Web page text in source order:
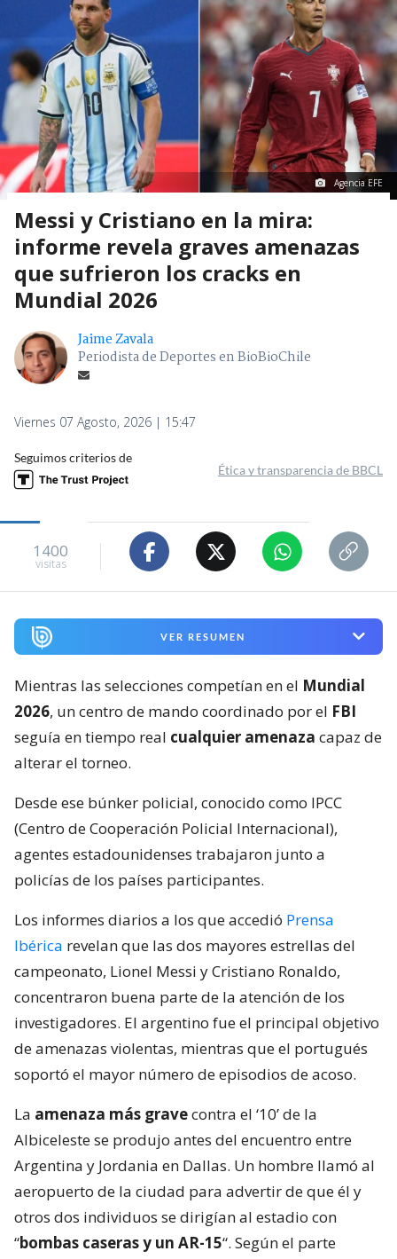
Agencia EFE
Messi y Cristiano en la mira:
informe revela graves amenazas
que sufrieron los cracks en
Mundial 2026
Jaime Zavala
Periodista de Deportes en BioBioChile
Viernes 07 Agosto, 2026 | 15:47
Seguimos criterios de
Ética y transparencia de BBCL
1400
visitas
VER RESUMEN
Mientras las selecciones competían en el Mundial
2026, un centro de mando coordinado por el FBI
seguía en tiempo real cualquier amenaza capaz de
alterar el torneo.
Desde ese búnker policial, conocido como IPCC
(Centro de Cooperación Policial Internacional),
agentes estadounidenses trabajaron junto a
policías de los países participantes.
Los informes diarios a los que accedió Prensa
Ibérica revelan que las dos mayores estrellas del
campeonato, Lionel Messi y Cristiano Ronaldo,
concentraron buena parte de la atención de los
investigadores. El argentino fue el principal objetivo
de amenazas violentas, mientras que el portugués
soportó el mayor número de episodios de acoso.
La amenaza más gravecontra el ‘10’ de la
Albiceleste se produjo antes del encuentro entre
Argentina y Jordania en Dallas. Un hombre llamó al
aeropuerto de la ciudad para advertir de que él y
otros dos individuos se dirigían al estadio con
“bombas caseras y un AR-15“. Según el parte